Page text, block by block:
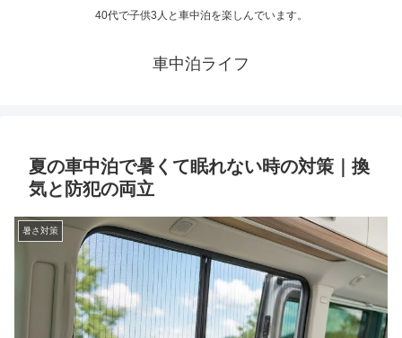
40代で子供3人と車中泊を楽しんでいます。
車中泊ライフ
夏の車中泊で暑くて眠れない時の対策｜換
気と防犯の両立
暑さ対策